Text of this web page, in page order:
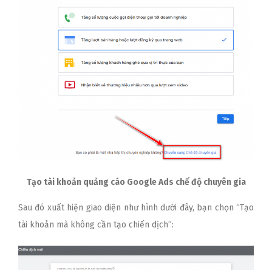
Tạo tài khoản quảng cáo Google Ads chế độ chuyên gia
Sau đó xuất hiện giao diện như hình dưới đây, bạn chọn “Tạo
tài khoản mà không cần tạo chiến dịch”: